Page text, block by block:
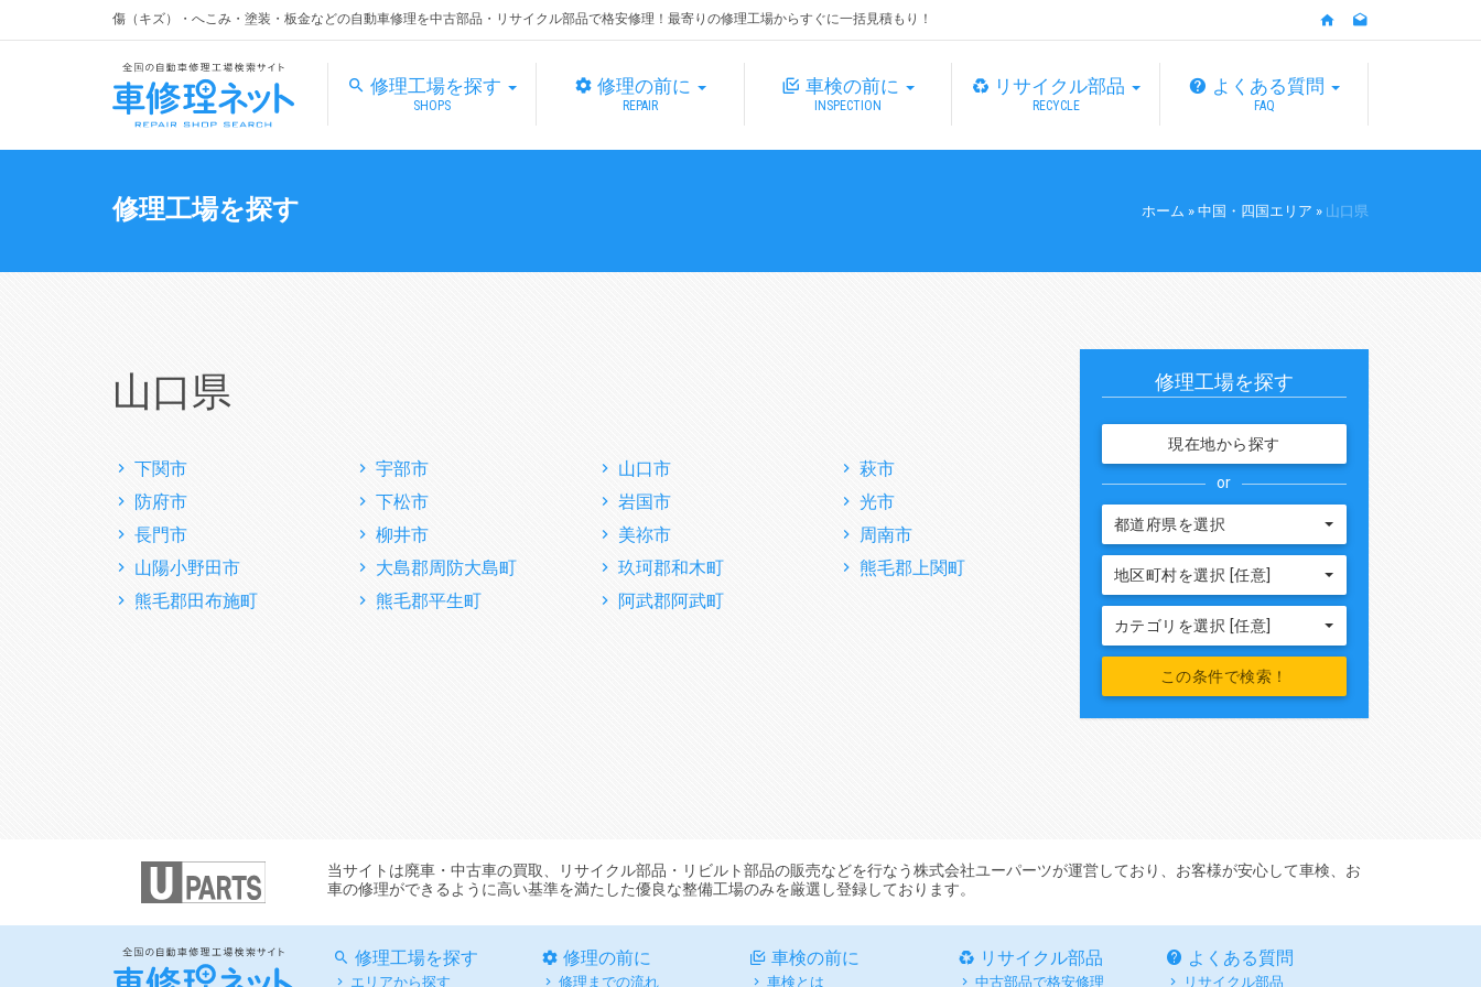
傷（キズ）・へこみ・塗装・板金などの自動車修理を中古部品・リサイクル部品で格安修理！最寄りの修理工場からすぐに一括見積もり！
修理工場を探す
SHOPS
修理の前に
REPAIR
車検の前に
INSPECTION
リサイクル部品
RECYCLE
よくある質問
FAQ
修理工場を探す ホーム » 中国・四国エリア » 山口県
山口県
下関市 宇部市 山口市
萩市
防府市
下松市 岩国市
光市
長門市
柳井市 美祢市
周南市
山陽小野田市
大島郡周防大島町 玖珂郡和木町
熊毛郡上関町
熊毛郡田布施町
熊毛郡平生町 阿武郡阿武町
修理工場を探す
現在地から探す
or
都道府県を選択
地区町村を選択 [任意]
カテゴリを選択 [任意]
当サイトは廃車・中古車の買取、リサイクル部品・リビルト部品の販売などを行なう株式会社ユーパーツが運営しており、お客様が安心して車検、お
車の修理ができるように高い基準を満たした優良な整備工場のみを厳選し登録しております。
修理工場を探す
エリアから探す
修理の前に
修理までの流れ
車検の前に
車検とは
リサイクル部品
中古部品で格安修理
よくある質問
リサイクル部品